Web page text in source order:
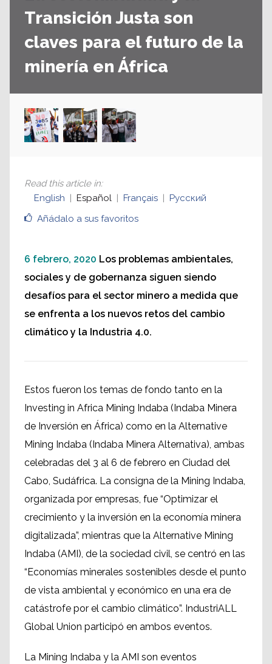
Transición Justa son
claves para el futuro de la
minería en África
Añádalo a sus favoritos
Read this article in:
English
Español Français Русский
6 febrero, 2020 Los problemas ambientales,
sociales y de gobernanza siguen siendo
desafíos para el sector minero a medida que
se enfrenta a los nuevos retos del cambio
climático y la Industria 4.0.
Estos fueron los temas de fondo tanto en la
Investing in Africa Mining Indaba (Indaba Minera
de Inversión en África) como en la Alternative
Mining Indaba (Indaba Minera Alternativa), ambas
celebradas del 3 al 6 de febrero en Ciudad del
Cabo, Sudáfrica. La consigna de la Mining Indaba,
organizada por empresas, fue “Optimizar el
crecimiento y la inversión en la economía minera
digitalizada”, mientras que la Alternative Mining
Indaba (AMI), de la sociedad civil, se centró en las
“Economías minerales sostenibles desde el punto
de vista ambiental y económico en una era de
catástrofe por el cambio climático”. IndustriALL
Global Union participó en ambos eventos.
La Mining Indaba y la AMI son eventos